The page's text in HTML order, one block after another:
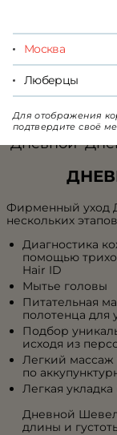
Москва
Люберцы
Для отображения
подтвердите своё
Фирменный уход
нескольких
Диагностика
помощью
Hair ID
Мытье головы
Питательная
полотенца для
Подбор
исходя из
Легкий
по
Легкая
Дневной
длины и